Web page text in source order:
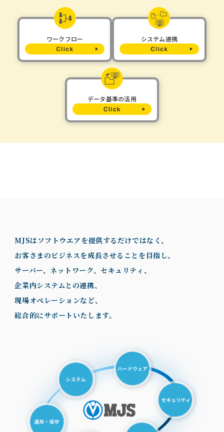
ワークフロー システム連携
データ基準の活用
MJSはソフトウエアを提供するだけではなく、
お客さまのビジネスを成長させることを目指し、
サーバー、ネットワーク、セキュリティ、
企業内システムとの連携、
現場オペレーションなど、
総合的にサポートいたします。